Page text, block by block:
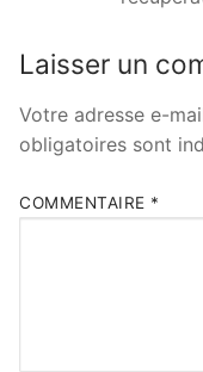
Laisser un
Votre adresse e-
obligatoires sont
COMMENTAIRE *